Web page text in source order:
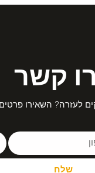
קשר
לעזרה? השאירו פרטים
שלח